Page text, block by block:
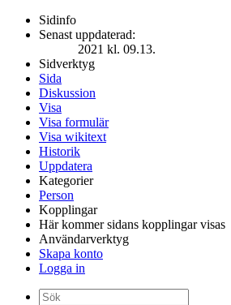
Sidinfo
Senast uppdaterad:
2021 kl. 09.13.
Sidverktyg
Sida
Diskussion
Visa
Visa formulär
Visa wikitext
Historik
Uppdatera
Kategorier
Person
Kopplingar
Här kommer sidans kopplingar visas
Användarverktyg
Skapa konto
Logga in